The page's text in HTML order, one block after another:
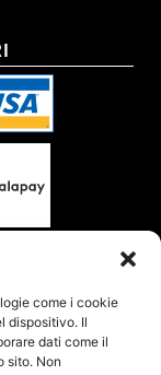
come i cookie
dispositivo. Il
dati come il
sito. Non